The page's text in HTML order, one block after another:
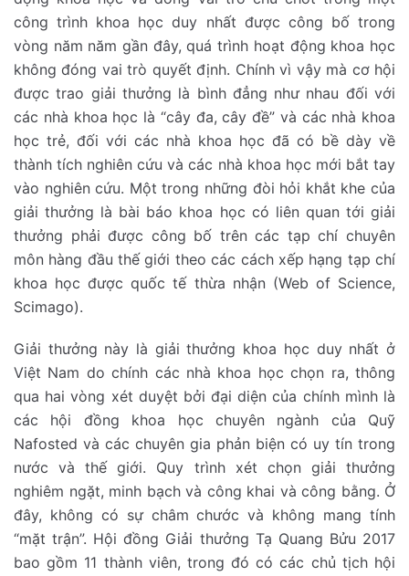
công trình khoa học duy nhất được công bố trong
vòng năm năm gần đây, quá trình hoạt động khoa học
không đóng vai trò quyết định. Chính vì vậy mà cơ hội
được trao giải thưởng là bình đẳng như nhau đối với
các nhà khoa học là “cây đa, cây đề” và các nhà khoa
học trẻ, đối với các nhà khoa học đã có bề dày về
thành tích nghiên cứu và các nhà khoa học mới bắt tay
vào nghiên cứu. Một trong những đòi hỏi khắt khe của
giải thưởng là bài báo khoa học có liên quan tới giải
thưởng phải được công bố trên các tạp chí chuyên
môn hàng đầu thế giới theo các cách xếp hạng tạp chí
khoa học được quốc tế thừa nhận (Web of Science,
Scimago).
Giải thưởng này là giải thưởng khoa học duy nhất ở
Việt Nam do chính các nhà khoa học chọn ra, thông
qua hai vòng xét duyệt bởi đại diện của chính mình là
các hội đồng khoa học chuyên ngành của Quỹ
Nafosted và các chuyên gia phản biện có uy tín trong
nước và thế giới. Quy trình xét chọn giải thưởng
nghiêm ngặt, minh bạch và công khai và công bằng. Ở
đây, không có sự châm chước và không mang tính
“mặt trận”. Hội đồng Giải thưởng Tạ Quang Bửu 2017
bao gồm 11 thành viên, trong đó có các chủ tịch hội